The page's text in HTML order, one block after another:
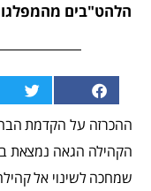
הלהט"בים
ההכרזה על הקדמת
הקהילה הגאה נמצאת
שמחכה לשינוי אל